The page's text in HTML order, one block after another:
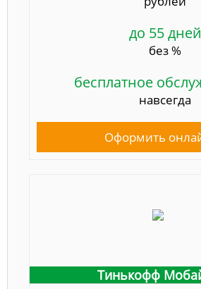
до 55 дней
без %
бесплатное
навсегда
Оформить
Тинькофф